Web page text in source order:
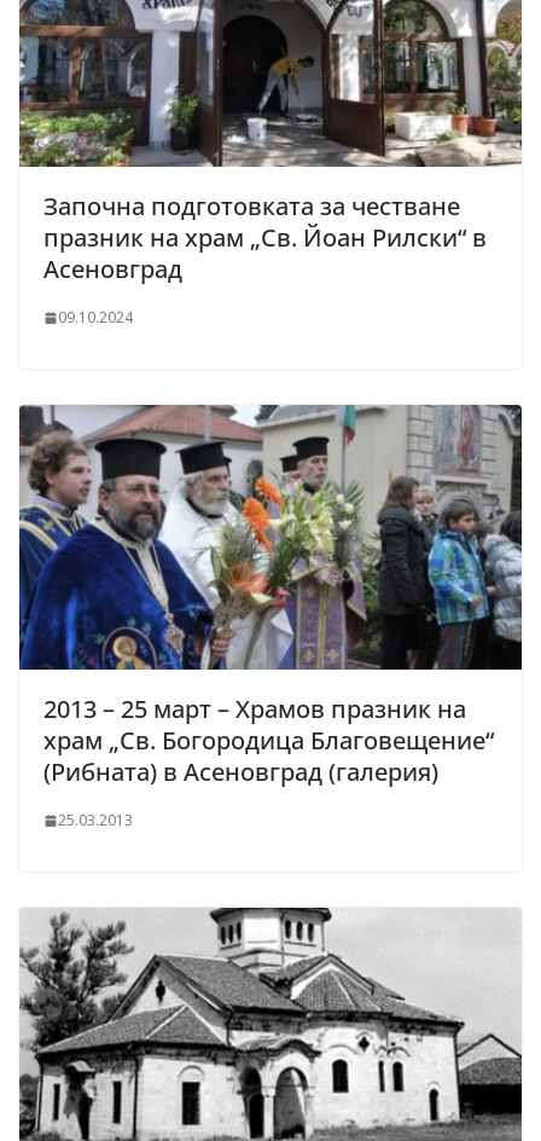
Започна подготовката за честване
празник на храм „Св. Йоан Рилски“ в
Асеновград
09.10.2024
2013 – 25 март – Храмов празник на
храм „Св. Богородица Благовещение“
(Рибната) в Асеновград (галерия)
25.03.2013